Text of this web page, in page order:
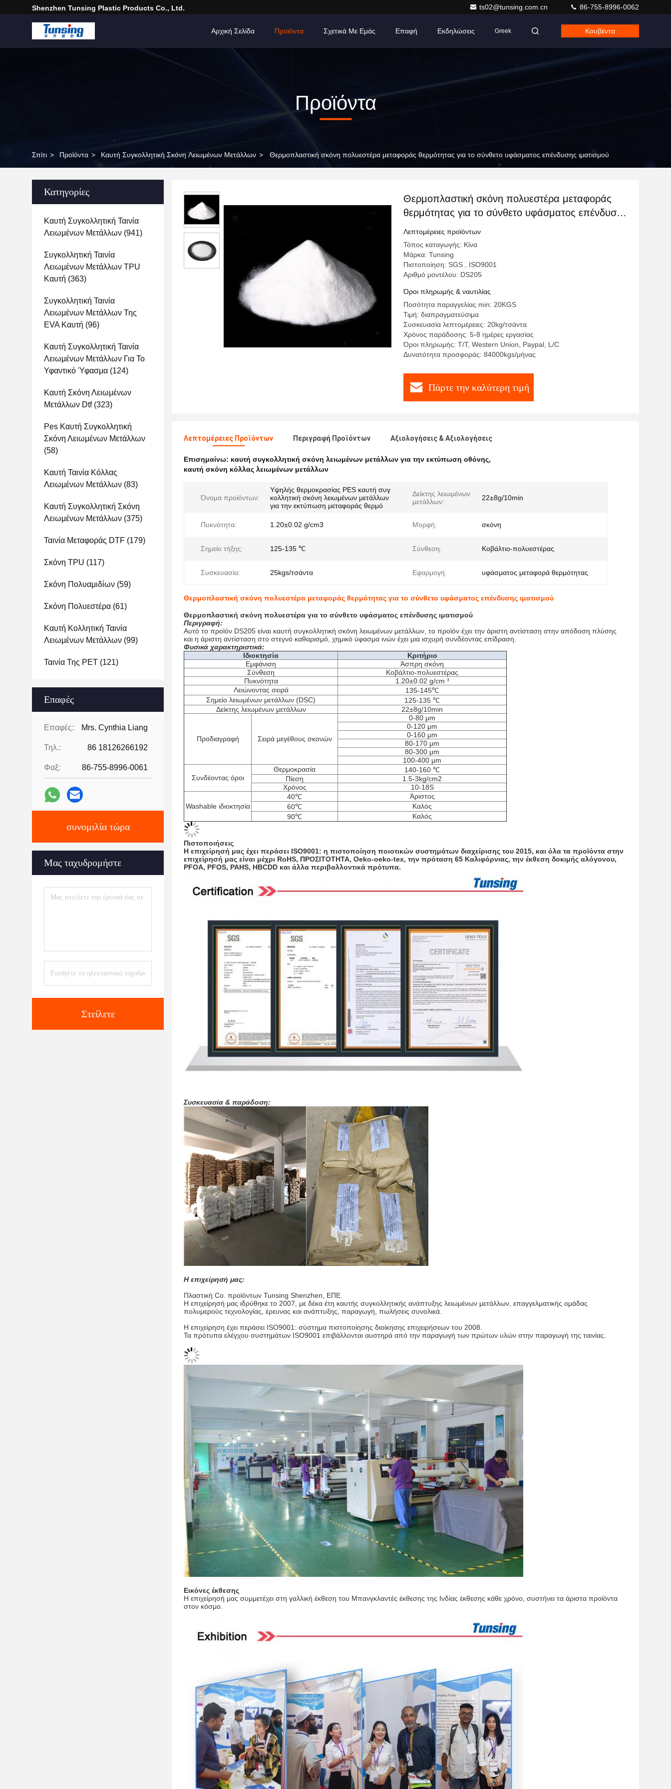
Shenzhen Tunsing Plastic Products Co., Ltd. ts02@tunsing.com.cn 86-755-8996-0062
Αρχική Σελίδα Προϊόντα Σχετικά Με Εμάς Επαφή Εκδηλώσεις Greek Κουβέντα
Προϊόντα
Σπίτι > Προϊόντα > Καυτή Συγκολλητική Σκόνη Λειωμένων Μετάλλων > Θερμοπλαστική σκόνη πολυεστέρα μεταφοράς θερμότητας για το σύνθετο υφάσματος επένδυσης ιματισμού
Κατηγορίες
Καυτή Συγκολλητική Ταινία
Λειωμένων Μετάλλων (941)
Συγκολλητική Ταινία
Λειωμένων Μετάλλων TPU
Καυτή (363)
Συγκολλητική Ταινία
Λειωμένων Μετάλλων Της
EVA Καυτή (96)
Καυτή Συγκολλητική Ταινία
Λειωμένων Μετάλλων Για Το
Υφαντικό Ύφασμα (124)
Καυτή Σκόνη Λειωμένων
Μετάλλων Dtf(323)
Pes Καυτή Συγκολλητική
Σκόνη Λειωμένων Μετάλλων
(58)
Καυτή Ταινία Κόλλας
Λειωμένων Μετάλλων (83)
Καυτή Συγκολλητική Σκόνη
Λειωμένων Μετάλλων (375)
Ταινία Μεταφοράς DTF (179)
Σκόνη TPU (117)
Σκόνη Πολυαμιδίων (59)
Σκόνη Πολυεστέρα (61)
Καυτή Κολλητική Ταινία
Λειωμένων Μετάλλων (99)
Ταινία Της PET (121)
Επαφές
Επαφές: Mrs. Cynthia Liang
Τηλ.: 86 18126266192
Φαξ: 86-755-8996-0061
συνομιλία τώρα
Μας ταχυδρομήστε
Στείλετε
Θερμοπλαστική σκόνη πολυεστέρα μεταφοράς
θερμότητας για το σύνθετο υφάσματος επένδυσης
ιματισμού
Λεπτομέρειες προϊόντων
Τόπος καταγωγής: Κίνα
Μάρκα: Tunsing
Πιστοποίηση: SGS , ISO9001
Αριθμό μοντέλου: DS205
Όροι πληρωμής & ναυτιλίας
Ποσότητα παραγγελίας min: 20KGS
Τιμή: διαπραγματεύσιμα
Συσκευασία λεπτομέρειες: 20kg/τσάντα
Χρόνος παράδοσης: 5-8 ημέρες εργασίας
Όροι πληρωμής: T/T, Western Union, Paypal, L/C
Δυνατότητα προσφοράς: 84000kgs/μήνας
Πάρτε την καλύτερη τιμή
Λεπτομέρειες Προϊόντων Περιγραφή Προϊόντων Αξιολογήσεις & Αξιολογήσεις
Επισημαίνω: καυτή συγκολλητική σκόνη λειωμένων μετάλλων για την εκτύπωση οθόνης,
καυτή σκόνη κόλλας λειωμένων μετάλλων
Όνομα προϊόντων:
Υψηλής θερμοκρασίας PES καυτή συγ
κολλητική σκόνη λειωμένων μετάλλων
για την εκτύπωση μεταφοράς θερμό
Δείκτης λειωμένων
μετάλλων:
22±8g/10min
Πυκνότητα: 1.20±0.02 g/cm3 Μορφή: σκόνη
Σημείο τήξης: 125-135 ℃ Σύνθεση: Κοβάλτιο-πολυεστέρας
Συσκευασία: 25kgs/τσάντα Εφαρμογή: υφάσματος μεταφορά θερμότητας
Θερμοπλαστική σκόνη πολυεστέρα μεταφοράς θερμότητας για το σύνθετο υφάσματος επένδυσης ιματισμού
Θερμοπλαστική σκόνη πολυεστέρα για το σύνθετο υφάσματος επένδυσης ιματισμού
Περιγραφή:
Αυτό το προϊόν DS205 είναι καυτή συγκολλητική σκόνη λειωμένων μετάλλων, το προϊόν έχει την άριστη αντίσταση στην απόδοση πλύσης
και η άριστη αντίσταση στο στεγνό καθαρισμό, χημικό ύφασμα ινών έχει μια ισχυρή συνδέοντας επίδραση.
Φυσικά χαρακτηριστικά:
Ιδιοκτησία
Κριτήριο
Εμφάνιση
Άσπρη σκόνη
Σύνθεση
Κοβάλτιο-πολυεστέρας
Πυκνότητα
1.20±0.02 g/cm ³
Λειώνοντας σειρά
135-145℃
Σημείο λειωμένων μετάλλων (DSC)
125-135 ℃
Δείκτης λειωμένων μετάλλων
22±8g/10min
Προδιαγραφή Σειρά μεγέθους σκονών
0-80 μm
0-120 μm
0-160 μm
80-170 μm
80-300 μm
100-400 μm
Συνδέοντας όροι
Θερμοκρασία
140-160 ℃
Πίεση
1.5-3kg/cm2
Χρόνος
10-18S
Washable ιδιοκτησία
40℃
Άριστος
60℃
Καλός
90℃
Καλός
Πιστοποιήσεις
Η επιχείρησή μας έχει περάσει ISO9001: η πιστοποίηση ποιοτικών συστημάτων διαχείρισης του 2015, και όλα τα προϊόντα στην
επιχείρησή μας είναι μέχρι RoHS, ΠΡΟΣΙΤΟΤΗΤΑ, Oeko-oeko-tex, την πρόταση 65 Καλιφόρνιας, την έκθεση δοκιμής αλόγονου,
PFOA, PFOS, PAHS, HBCDD και άλλα περιβαλλοντικά πρότυπα.
Συσκευασία & παράδοση:
Η επιχείρησή μας:
Πλαστική Co. προϊόντων Tunsing Shenzhen, ΕΠΕ.
Η επιχείρησή μας ιδρύθηκε το 2007, με δέκα έτη καυτής συγκολλητικής ανάπτυξης λειωμένων μετάλλων, επαγγελματικής ομάδας
πολυμερούς τεχνολογίας, έρευνας και ανάπτυξης, παραγωγή, πωλήσεις συνολικά.
Η επιχείρηση έχει περάσει ISO9001: σύστημα πιστοποίησης διοίκησης επιχειρήσεων του 2008.
Τα πρότυπα ελέγχου συστημάτων ISO9001 επιβάλλονται αυστηρά από την παραγωγή των πρώτων υλών στην παραγωγή της ταινίας.
Εικόνες έκθεσης
Η επιχείρησή μας συμμετέχει στη γαλλική έκθεση του Μπανγκλαντές έκθεσης της Ινδίας έκθεσης κάθε χρόνο, συστήνει τα άριστα προϊόντα
στον κόσμο.